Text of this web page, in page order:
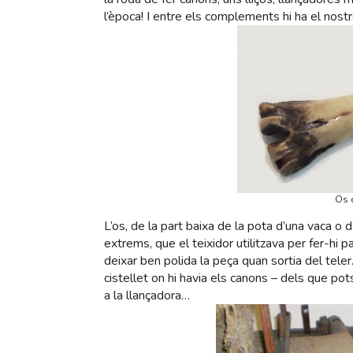
l’època! I entre els complements hi ha el
Os
L’os, de la part baixa de la pota d’una vaca
extrems, que el teixidor utilitzava per fer-hi
deixar ben polida la peça quan sortia del
cistellet on hi havia els canons – dels que
a la llançadora…